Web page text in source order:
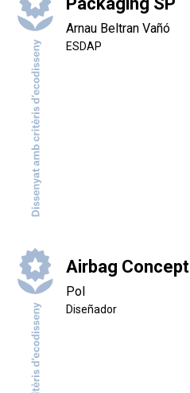
Arnau Beltran Vañó
ESDAP
Airbag Concept
Pol
Diseñador